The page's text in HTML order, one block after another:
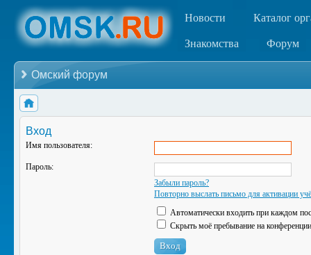
Новости Каталог
Знакомства Форум
Омский форум
Вход
Имя пользователя:
Пароль:
Забыли пароль?
Повторно выслать письмо для активации
Автоматически входить при каждом
Скрыть моё пребывание на